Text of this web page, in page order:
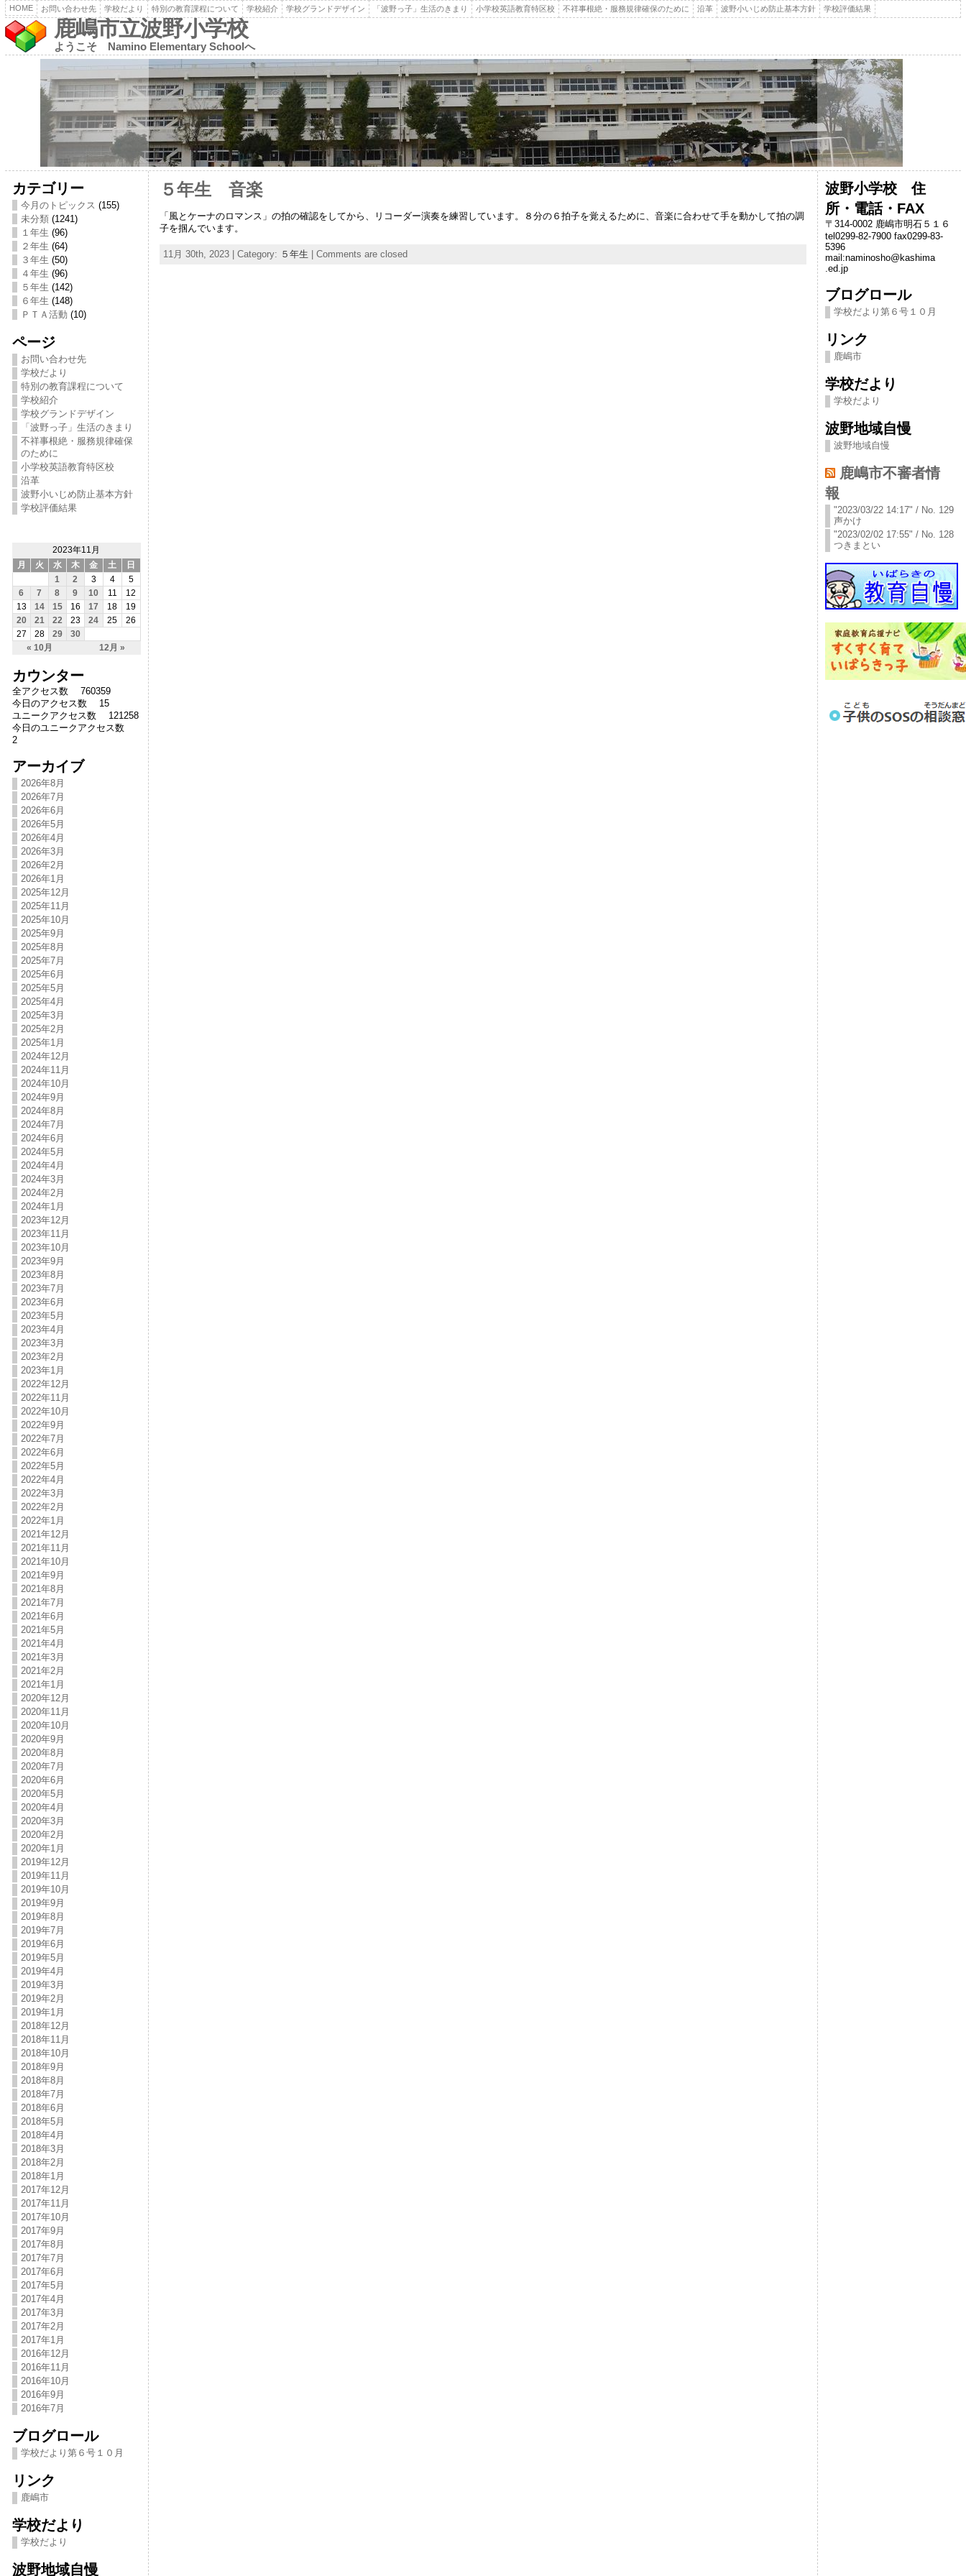
HOME お問い合わせ先 学校だより 特別の教育課程について 学校紹介 学校グランドデザイン 「波野っ子」生活のきまり 小学校英語教育特区校 不祥事根絶・服務規律確保のために 沿革 波野小いじめ防止基本方針 学校評価結果
鹿嶋市立波野小学校
ようこそ Namino Elementary Schoolへ
カテゴリー
今月のトピックス (155)
未分類(1241)
１年生 (96)
２年生 (64)
３年生 (50)
４年生 (96)
５年生 (142)
６年生 (148)
ＰＴＡ活動 (10)
ページ
お問い合わせ先
学校だより
特別の教育課程について
学校紹介
学校グランドデザイン
「波野っ子」生活のきまり
不祥事根絶・服務規律確保
のために
小学校英語教育特区校
沿革
波野小いじめ防止基本方針
学校評価結果
2023年11月
月
火 水 木 金 土 日
« 10月 12月 »
1 2 3 4
5
6
7 8 9 10 11
12
13
14 15 16 17 18
19
20
21 22 23 24 25
26
27
28 29 30
カウンター
全アクセス数 760359
今日のアクセス数 15
ユニークアクセス数 121258
今日のユニークアクセス数
2
アーカイブ
2026年8月
2026年7月
2026年6月
2026年5月
2026年4月
2026年3月
2026年2月
2026年1月
2025年12月
2025年11月
2025年10月
2025年9月
2025年8月
2025年7月
2025年6月
2025年5月
2025年4月
2025年3月
2025年2月
2025年1月
2024年12月
2024年11月
2024年10月
2024年9月
2024年8月
2024年7月
2024年6月
2024年5月
2024年4月
2024年3月
2024年2月
2024年1月
2023年12月
2023年11月
2023年10月
2023年9月
2023年8月
2023年7月
2023年6月
2023年5月
2023年4月
2023年3月
2023年2月
2023年1月
2022年12月
2022年11月
2022年10月
2022年9月
2022年7月
2022年6月
2022年5月
2022年4月
2022年3月
2022年2月
2022年1月
2021年12月
2021年11月
2021年10月
2021年9月
2021年8月
2021年7月
2021年6月
2021年5月
2021年4月
2021年3月
2021年2月
2021年1月
2020年12月
2020年11月
2020年10月
2020年9月
2020年8月
2020年7月
2020年6月
2020年5月
2020年4月
2020年3月
2020年2月
2020年1月
2019年12月
2019年11月
2019年10月
2019年9月
2019年8月
2019年7月
2019年6月
2019年5月
2019年4月
2019年3月
2019年2月
2019年1月
2018年12月
2018年11月
2018年10月
2018年9月
2018年8月
2018年7月
2018年6月
2018年5月
2018年4月
2018年3月
2018年2月
2018年1月
2017年12月
2017年11月
2017年10月
2017年9月
2017年8月
2017年7月
2017年6月
2017年5月
2017年4月
2017年3月
2017年2月
2017年1月
2016年12月
2016年11月
2016年10月
2016年9月
2016年7月
ブログロール
学校だより第６号１０月
リンク
鹿嶋市
学校だより
学校だより
波野地域自慢
５年生 音楽
「風とケーナのロマンス」の拍の確認をしてから、リコーダー演奏を練習しています。８分の６拍子を覚えるために、音楽に合わせて手を動かして拍の調
子を掴んでいます。
11月 30th, 2023 | Category: ５年生 | Comments are closed
波野小学校 住
所・電話・FAX
〒314-0002 鹿嶋市明石５１６
tel0299-82-7900 fax0299-83-
5396
mail:naminosho@kashima
.ed.jp
ブログロール
学校だより第６号１０月
リンク
鹿嶋市
学校だより
学校だより
波野地域自慢
波野地域自慢
鹿嶋市不審者情
報
"2023/03/22 14:17" / No. 129
声かけ
"2023/02/02 17:55" / No. 128
つきまとい